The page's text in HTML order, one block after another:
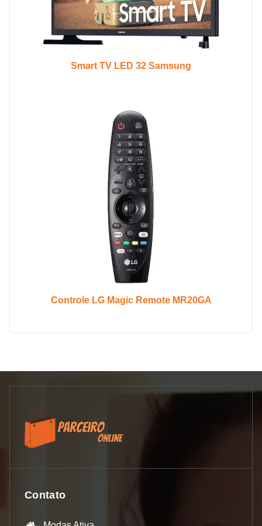
Smart TV LED 32 Samsung
Controle LG Magic Remote MR20GA
Contato